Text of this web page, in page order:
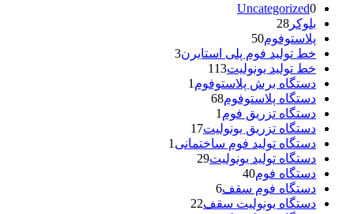
Uncategorized0
بلوکر 28
پلاستوفوم50
خط تولید فوم پلی استایرن3
خط تولید یونولیت113
دستگاه برش پلاستوفوم 1
دستگاه پلاستوفوم68
دستگاه تزریق فوم 1
دستگاه تزریق یونولیت17
دستگاه تولید فوم ساختمانی 1
دستگاه تولید یونولیت29
دستگاه فوم40
دستگاه فوم سقف6
دستگاه یونولیت سقف22